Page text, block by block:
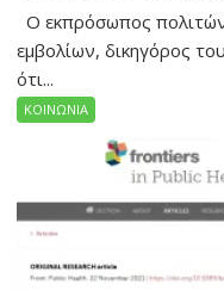
Ο εκπρόσωπος
εμβολίων, δικηγόρος
ότι...
ΚΟΙΝΩΝΙΑ